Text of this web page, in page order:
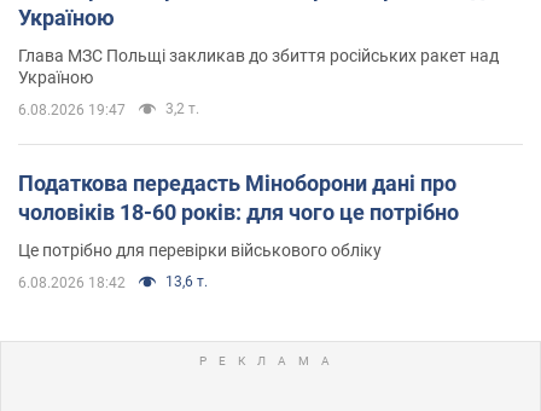
Україною
Глава МЗС Польщі закликав до збиття російських ракет над
Україною
6.08.2026 19:47 3,2 т.
Податкова передасть Міноборони дані про
чоловіків 18-60 років: для чого це потрібно
Це потрібно для перевірки військового обліку
6.08.2026 18:42 13,6 т.